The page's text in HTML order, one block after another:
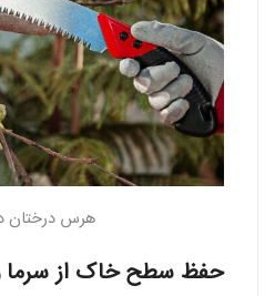
هرس درختان
حفظ سطح خاک از سرما